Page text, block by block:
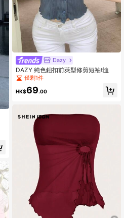
Dazy
DAZY 純色鈕扣前莢型修剪短袖t恤
僅剩1件
HK$69.00